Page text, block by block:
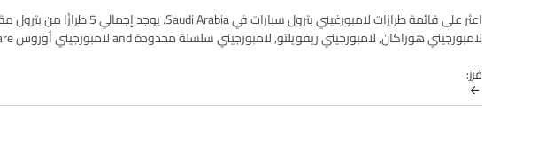
طرازات سيارات المطلوبة من القائمة أدناه لمعرفة قائمة الأسعار الكاملة في مدينتك، العروض،
فرز: